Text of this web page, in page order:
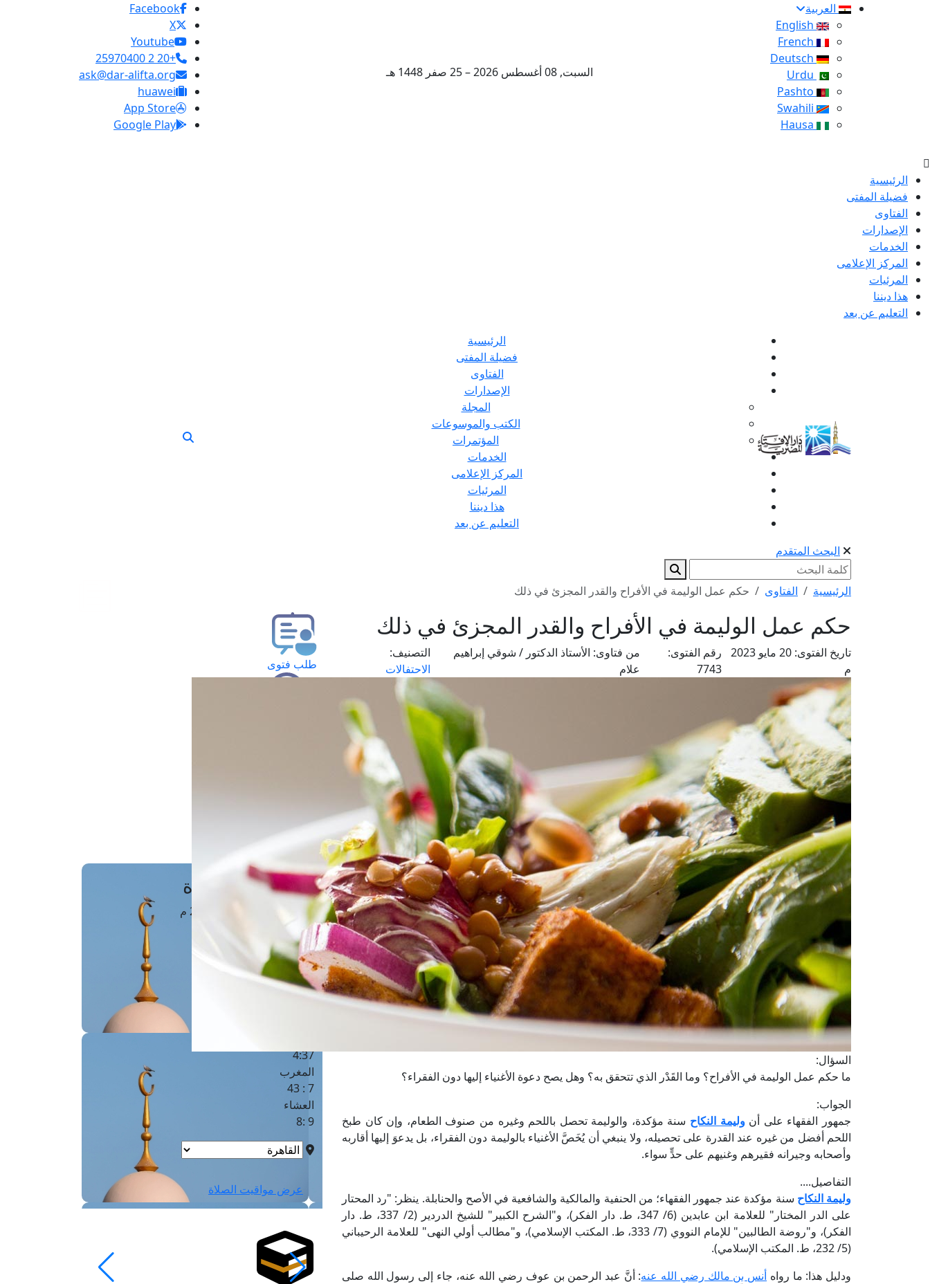
العربية
السبت, 08 أغسطس 2026 – 25 صفر 1448 هـ
Facebook
X
Youtube
+20 2 25970400
ask@dar-alifta.org
huawei
App Store
Google Play
الرئيسية
فضيلة المفتى
الفتاوى
الإصدارات
الخدمات
المركز الإعلامى
المرئيات
هذا ديننا
التعليم عن بعد
الرئيسية
فضيلة المفتى
الفتاوى
الإصدارات
المجلة
الكتب والموسوعات
المؤتمرات
الخدمات
المركز الإعلامى
المرئيات
هذا ديننا
التعليم عن بعد
البحث المتقدم
الرئيسية الفتاوى حكم عمل الوليمة في الأفراح والقدر المجزئ في ذلك
حكم عمل الوليمة في الأفراح والقدر المجزئ في ذلك
تاريخ الفتوى:
20 مايو 2023
م
رقم الفتوى:
7743
من فتاوى: الأستاذ الدكتور / شوقي إبراهيم
علام
التصنيف:
الاحتفالات
السؤال:
ما حكم عمل الوليمة في الأفراح؟ وما القَدْر الذي تتحقق به؟ وهل يصح دعوة الأغنياء إليها دون الفقراء؟
الجواب:
جمهور الفقهاء على أنوليمة النكاح سنة مؤكدة، والوليمة تحصل باللحم وغيره من صنوف الطعام، وإن كان طبخ
اللحم أفضل من غيره عند القدرة على تحصيله، ولا ينبغي أن يُخَصَّ الأغنياء بالوليمة دون الفقراء، بل يدعوَ إليها أقاربه
وأصحابه وجيرانه فقيرهم وغنيهم على حدٍّ سواء.
التفاصيل....
وليمة النكاح سنة مؤكدة عند جمهور الفقهاء؛ من الحنفية والمالكية والشافعية في الأصح والحنابلة. ينظر: "رد المحتار
على الدر المختار" للعلامة ابن عابدين (6/ 347، ط. دار الفكر)، و"الشرح الكبير" للشيخ الدردير (2/ 337، ط. دار
الفكر)، و"روضة الطالبين" للإمام النووي (7/ 333، ط. المكتب الإسلامي)، و"مطالب أولي النهى" للعلامة الرحيباني
(5/ 232، ط. المكتب الإسلامي).
ودليل هذا: ما رواه أنس بن مالك رضي الله عنه: أنَّ عبد الرحمن بن عوف رضي الله عنه، جاء إلى رسول الله صلى
طلب فتوى
الفتوى الهاتفية
مَواقِيتُ الصَّـــلاة
القاهرة · 08 أغسطس 2026 م
الفجر
4 :42
الشروق
6 :18
4:37
المغرب
7 : 43
العشاء
9 :8
عرض مواقيت الصلاة